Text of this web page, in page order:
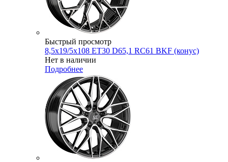
Быстрый просмотр
8,5x19/5x108 ET30 D65,1 RC61 BKF (конус)
Нет в наличии
Подробнее